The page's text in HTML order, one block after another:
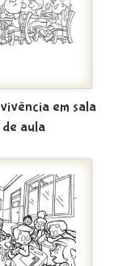
em sala
de aula